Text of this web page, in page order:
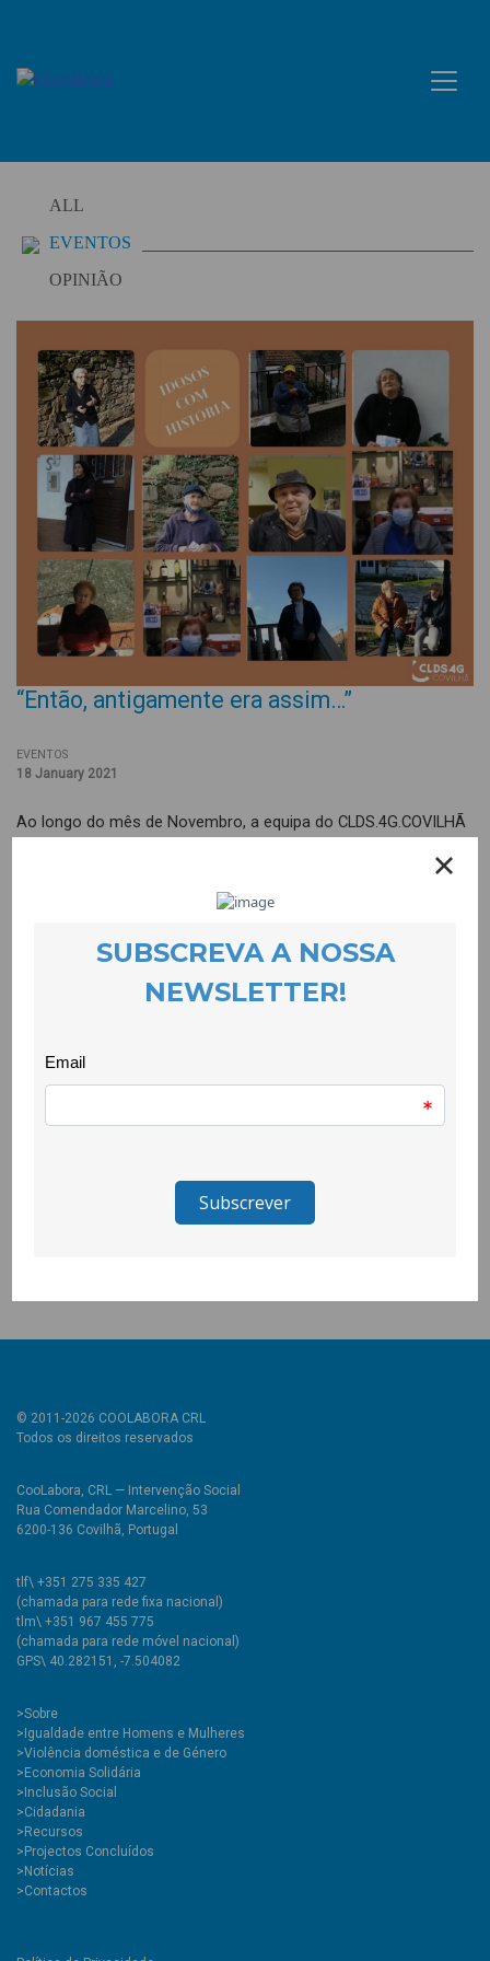
content
ALL
EVENTOS
OPINIÃO
“Então, antigamente era assim…”
EVENTOS
18 January 2021
Ao longo do mês de Novembro, a equipa do CLDS.4G.COVILHÃ
histórias e tradições de Natal de seis freguesias. O objectivo
foi levar um bocadinho de cada terra, de cada freguesia e de
causa da situação pandémica, não tiveram possibilidade de
passar esta quadra junto das suas famílias, amigos e amigas.
O resultado final desta recolha de saberes está disponível na
A viagem do CLDS.4G.COVILHÃ transportou-nos para as ruas
com cheirinho a lareira de Cortes do Meio, para a beleza de
Casegas e pelo pequeno paraíso que é Sobral de São Miguel.
© 2011-2026 COOLABORA CRL
Todos os direitos reservados
CooLabora, CRL — Intervenção Social
Rua Comendador Marcelino, 53
6200-136 Covilhã, Portugal
tlf\ +351 275 335 427
(chamada para rede fixa nacional)
tlm\ +351 967 455 775
(chamada para rede móvel nacional)
GPS\ 40.282151, -7.504082
>Sobre
>Igualdade entre Homens e Mulheres
>Violência doméstica e de Género
>Economia Solidária
>Inclusão Social
>Cidadania
>Recursos
>Projectos Concluídos
>Notícias
>Contactos